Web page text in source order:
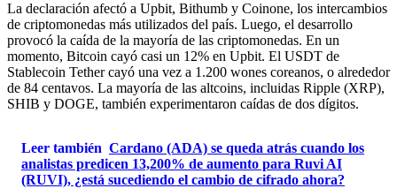
La declaración afectó a Upbit, Bithumb y Coinone, los intercambios
de criptomonedas más utilizados del país. Luego, el desarrollo
provocó la caída de la mayoría de las criptomonedas. En un
momento, Bitcoin cayó casi un 12% en Upbit. El USDT de
Stablecoin Tether cayó una vez a 1.200 wones coreanos, o alrededor
de 84 centavos. La mayoría de las altcoins, incluidas Ripple (XRP),
SHIB y DOGE, también experimentaron caídas de dos dígitos.
Leer también Cardano (ADA) se queda atrás cuando los
analistas predicen 13,200% de aumento para Ruvi AI
(RUVI), ¿está sucediendo el cambio de cifrado ahora?